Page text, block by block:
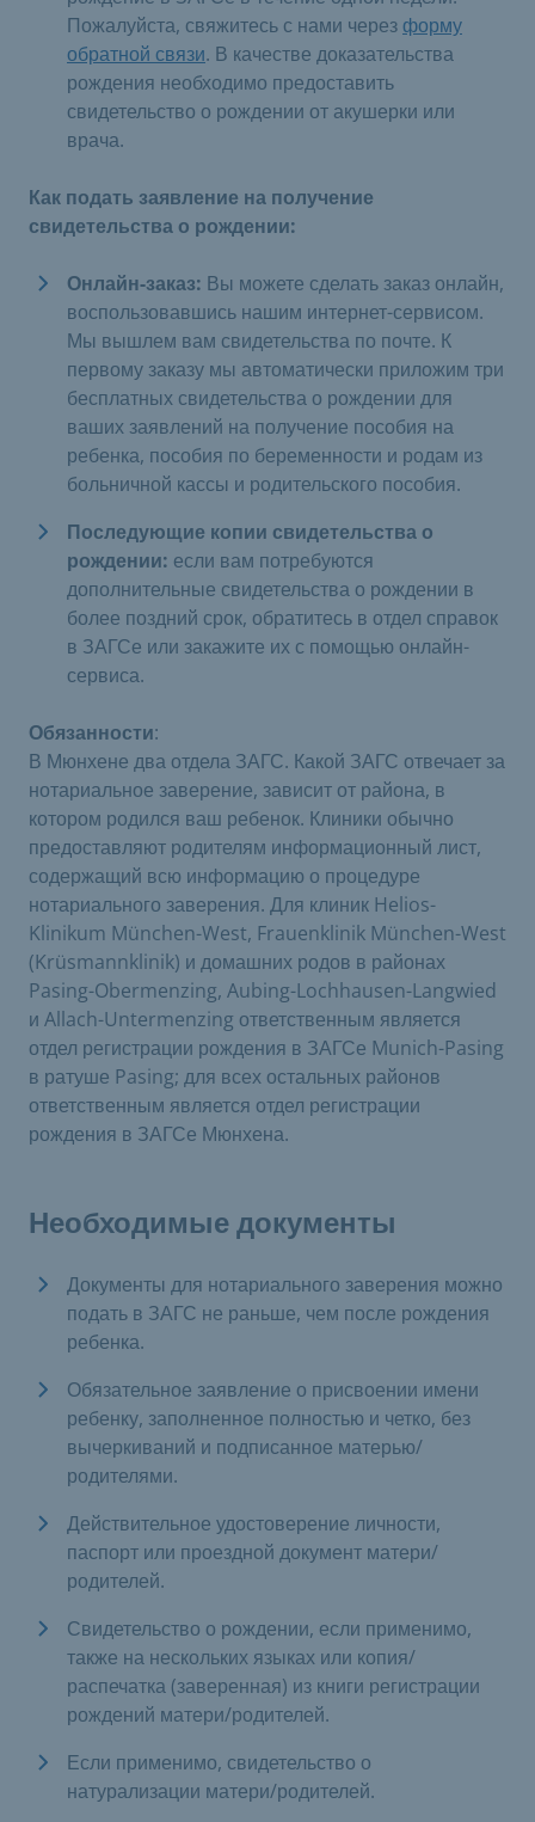
Пожалуйста, свяжитесь с нами черезформу
обратной связи. В качестве доказательства
рождения необходимо предоставить
свидетельство о рождении от акушерки или
врача.
Как подать заявление на получение
свидетельства о рождении:
Онлайн-заказ: Вы можете сделать заказ онлайн,
воспользовавшись нашим интернет-сервисом.
Мы вышлем вам свидетельства по почте. К
первому заказу мы автоматически приложим три
бесплатных свидетельства о рождении для
ваших заявлений на получение пособия на
ребенка, пособия по беременности и родам из
больничной кассы и родительского пособия.
Последующие копии свидетельства о
рождении: если вам потребуются
дополнительные свидетельства о рождении в
более поздний срок, обратитесь в отдел справок
в ЗАГСе или закажите их с помощью онлайн-
сервиса.
Обязанности:
В Мюнхене два отдела ЗАГС. Какой ЗАГС отвечает за
нотариальное заверение, зависит от района, в
котором родился ваш ребенок. Клиники обычно
предоставляют родителям информационный лист,
содержащий всю информацию о процедуре
нотариального заверения. Для клиник Helios-
Klinikum München-West, Frauenklinik München-West
(Krüsmannklinik) и домашних родов в районах
Pasing-Obermenzing, Aubing-Lochhausen-Langwied
и Allach-Untermenzing ответственным является
отдел регистрации рождения в ЗАГСе Munich-Pasing
в ратуше Pasing; для всех остальных районов
ответственным является отдел регистрации
рождения в ЗАГСе Мюнхена.
Необходимые документы
Документы для нотариального заверения можно
подать в ЗАГС не раньше, чем после рождения
ребенка.
Обязательное заявление о присвоении имени
ребенку, заполненное полностью и четко, без
вычеркиваний и подписанное матерью/
родителями.
Действительное удостоверение личности,
паспорт или проездной документ матери/
родителей.
Свидетельство о рождении, если применимо,
также на нескольких языках или копия/
распечатка (заверенная) из книги регистрации
рождений матери/родителей.
Если применимо, свидетельство о
натурализации матери/родителей.